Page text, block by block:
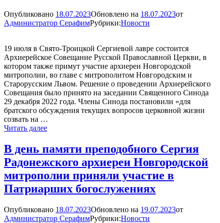
Опубликовано 18.07.2023Обновлено на 18.07.2023от
Администратор СерафимРубрики:Новости
19 июля в Свято-Троицкой Сергиевой лавре состоится
Архиерейское Совещание Русской Православной Церкви, в
котором также примут участие архиереи Новгородской
митрополии, во главе с митрополитом Новгородским и
Старорусским Львом. Решение о проведении Архиерейского
Совещания было принято на заседании Священного Синода
29 декабря 2022 года. Члены Синода постановили «для
братского обсуждения текущих вопросов церковной жизни
созвать на …
Читать далее19
Архиерейское
Совещание
Православной
Церкви
В день памяти преподобного Сергия
Радонежского архиереи Новгородской
митрополии приняли участие в
Патриарших богослужениях
Опубликовано 18.07.2023Обновлено на 19.07.2023от
Администратор СерафимРубрики:Новости